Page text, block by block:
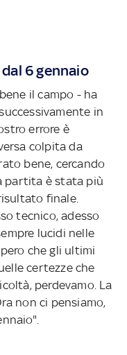
6 gennaio
il campo - ha
in
errore è
colpita da
bene, cercando
partita è stata più
finale.
tecnico, adesso
lucidi nelle
che gli ultimi
certezze che
perdevamo. La
non ci pensiamo,